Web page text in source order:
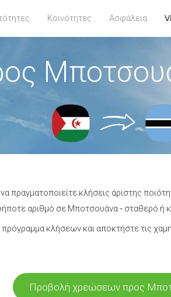
Κοινότητες Ασφάλεια
πραγματοποιείτε κλήσεις άριστης
αριθμό σε Μποτσουάνα - σταθερό ή
κλήσεων και αποκτήστε τις
Προβολή χρεώσεων προς